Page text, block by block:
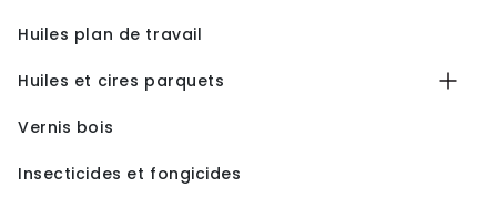
Huiles plan de travail
Huiles et cires parquets
Vernis bois
Insecticides et fongicides